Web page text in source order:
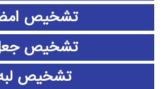
تشخیص
تشخیص
تشخیص